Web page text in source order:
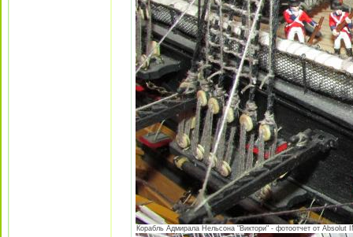
Корабль Адмирала Нельсона "Виктори" - фотоотчет от